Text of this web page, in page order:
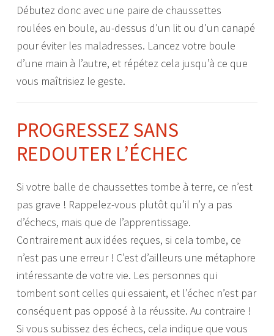
Débutez donc avec une paire de chaussettes
roulées en boule, au-dessus d’un lit ou d’un canapé
pour éviter les maladresses. Lancez votre boule
d’une main à l’autre, et répétez cela jusqu’à ce que
vous maîtrisiez le geste.
PROGRESSEZ SANS
REDOUTER L’ÉCHEC
Si votre balle de chaussettes tombe à terre, ce n’est
pas grave ! Rappelez-vous plutôt qu’il n’y a pas
d’échecs, mais que de l’apprentissage.
Contrairement aux idées reçues, si cela tombe, ce
n’est pas une erreur ! C’est d’ailleurs une métaphore
intéressante de votre vie. Les personnes qui
tombent sont celles qui essaient, et l’échec n’est par
conséquent pas opposé à la réussite. Au contraire !
Si vous subissez des échecs, cela indique que vous